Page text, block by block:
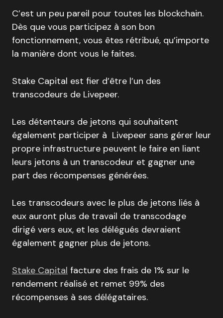
C’est un peu pareil pour toutes les blockchain.
Dès que vous participez à son bon
fonctionnement, vous êtes rétribué, qu’importe
la manière dont vous le faites.
Stake Capital est fier d’être l’un des
transcodeurs de Livepeer.
Les détenteurs de jetons qui souhaitent
également participer à Livepeer sans gérer leur
propre infrastructure peuvent le faire en liant
leurs jetons à un transcodeur et gagner une
part des récompenses générées.
Les transcodeurs avec le plus de jetons liés à
eux auront plus de travail de transcodage
dirigé vers eux, et les délégués devraient
également gagner plus de jetons.
Stake Capital facture des frais de 1% sur le
rendement réalisé et remet 99% des
récompenses à ses délégataires.